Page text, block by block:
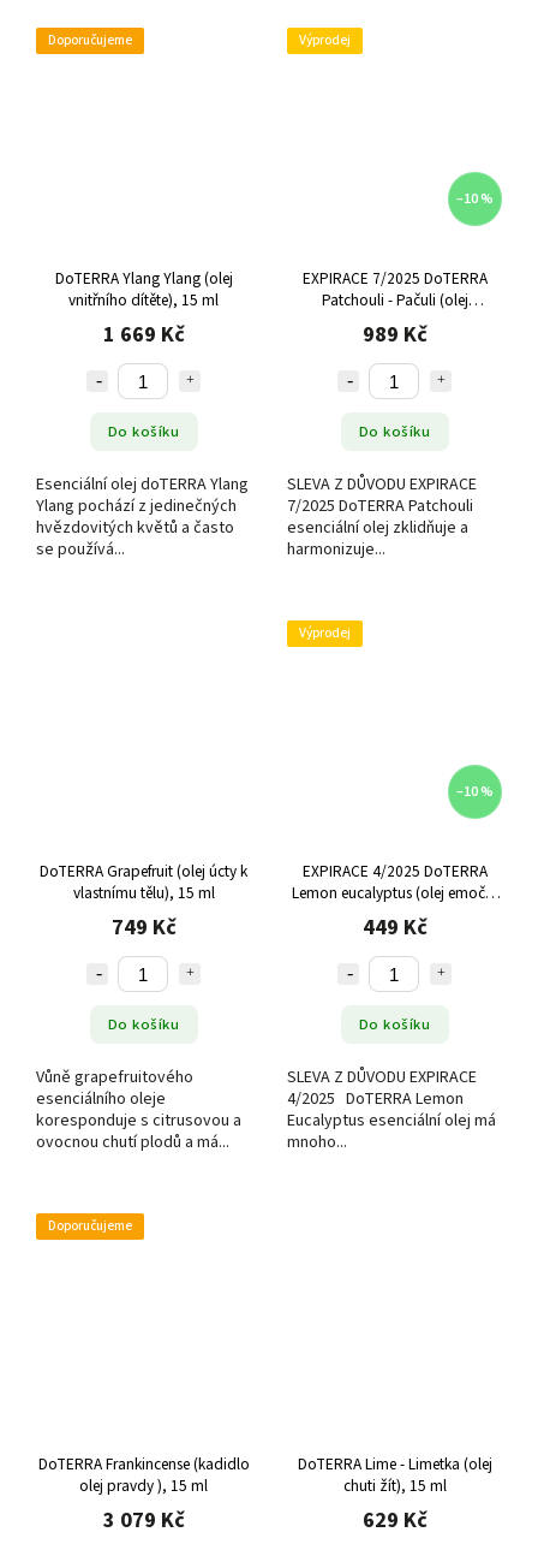
Doporučujeme
DoTERRA Ylang Ylang (olej
vnitřního dítěte), 15 ml
1 669 Kč
Do košíku
Esenciální olej doTERRA Ylang
Ylang pochází z jedinečných
hvězdovitých květů a často
se používá...
Výprodej
–10 %
EXPIRACE 7/2025 DoTERRA
Patchouli - Pačuli (olej
tělesnosti), 15 ml
989 Kč
Do košíku
SLEVA Z DŮVODU EXPIRACE
7/2025 DoTERRA Patchouli
esenciální olej zklidňuje a
harmonizuje...
DoTERRA Grapefruit (olej úcty k
vlastnímu tělu), 15 ml
749 Kč
Do košíku
Vůně grapefruitového
esenciálního oleje
koresponduje s citrusovou a
ovocnou chutí plodů a má...
Výprodej
–10 %
EXPIRACE 4/2025 DoTERRA
Lemon eucalyptus (olej emoční
síly), 15 ml
449 Kč
Do košíku
SLEVA Z DŮVODU EXPIRACE
4/2025 DoTERRA Lemon
Eucalyptus esenciální olej má
mnoho...
Doporučujeme
DoTERRA Frankincense (kadidlo
olej pravdy ), 15 ml
3 079 Kč
DoTERRA Lime - Limetka (olej
chuti žít), 15 ml
629 Kč